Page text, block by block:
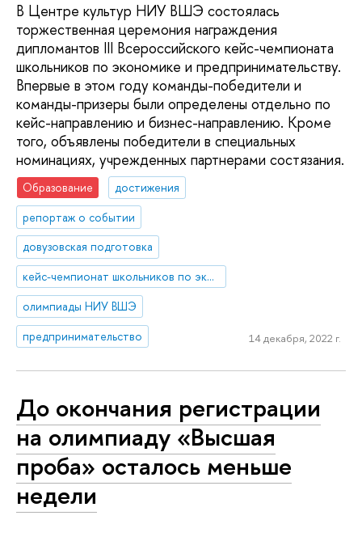
В Центре культур НИУ ВШЭ состоялась
торжественная церемония награждения
дипломантов III Всероссийского кейс-чемпионата
школьников по экономике и предпринимательству.
Впервые в этом году команды-победители и
команды-призеры были определены отдельно по
кейс-направлению и бизнес-направлению. Кроме
того, объявлены победители в специальных
номинациях, учрежденных партнерами состязания.
Образование
достижения
репортаж о событии
довузовская подготовка
кейс-чемпионат школьников по экономике и предпринимательству
олимпиады НИУ ВШЭ
предпринимательство
14 декабря, 2022 г.
До окончания регистрации
на олимпиаду «Высшая
проба» осталось меньше
недели